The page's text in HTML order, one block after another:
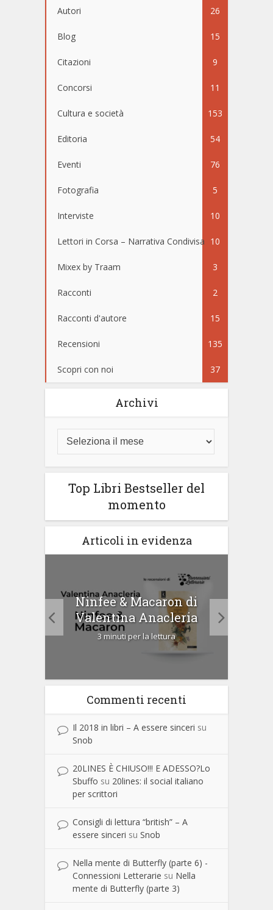
Autori 26
Blog 15
Citazioni 9
Concorsi 11
Cultura e società 153
Editoria 54
Eventi 76
Fotografia 5
Interviste 10
Lettori in Corsa – Narrativa Condivisa 10
Mixex by Traam 3
Racconti 2
Racconti d'autore 15
Recensioni 135
Scopri con noi 37
Archivi
Top Libri Bestseller del
momento
Articoli in evidenza
Ninfee & Macaron di
Valentina Anacleria
3 minuti per la lettura
Commenti recenti
Il 2018 in libri – A essere sinceri su
Snob
20LINES È CHIUSO!!! E ADESSO?Lo
Sbuffo su 20lines: il social italiano
per scrittori
Consigli di lettura “british” – A
essere sinceri su Snob
Nella mente di Butterfly (parte 6) -
Connessioni Letterarie su Nella
mente di Butterfly (parte 3)